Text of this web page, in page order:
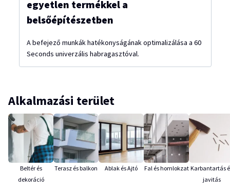
egyetlen termékkel a
belsőépítészetben
A befejező munkák hatékonyságának optimalizálása a 60
Seconds univerzális habragasztóval.
Alkalmazási terület
Beltér és
dekoráció
Terasz és balkon Ablak és Ajtó Fal és homlokzat Karbantartás
javitás